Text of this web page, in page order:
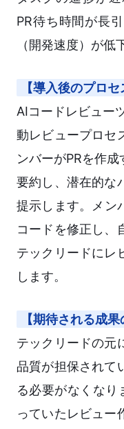
PR待ち時間が長
（開発速度）が低
【導入後のプロセ
AIコードレビュー
動レビュープロセ
ンバーがPRを作
要約し、潜在的な
提示します。メン
コードを修正し、
テックリードにレ
します。
【期待される成果
テックリードの元
品質が担保されて
る必要がなくなり
っていたレビュー